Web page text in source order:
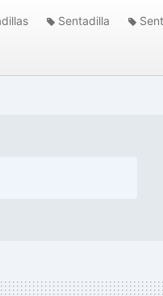
Sentadilla